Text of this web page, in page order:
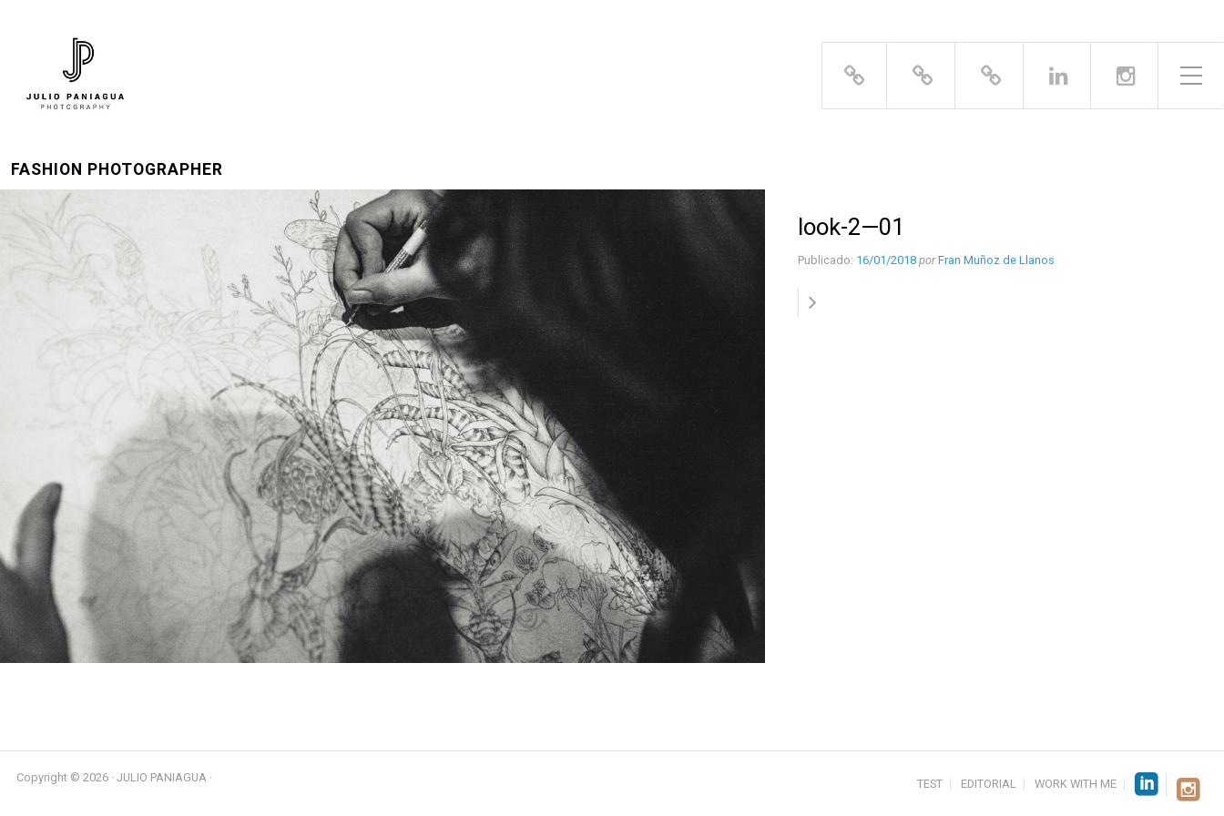
Alternar el menú lateral
FASHION PHOTOGRAPHER
look-2—01
Publicado: 16/01/2018 por Fran Muñoz de Llanos
Copyright © 2026 · JULIO PANIAGUA · TEST EDITORIAL WORK WITH ME